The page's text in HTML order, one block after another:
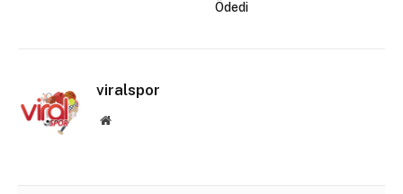
Ödedi
viralspor
Website